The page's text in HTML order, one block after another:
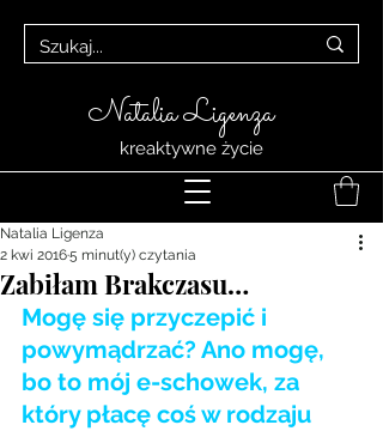
Natalia Ligenza
kreaktywne życie
Zabiłam Brakczasu…
Natalia Ligenza
2 kwi 20165 minut(y) czytania
Mogę się przyczepić i
powymądrzać? Ano mogę,
bo to mój e-schowek, za
który płacę coś w rodzaju